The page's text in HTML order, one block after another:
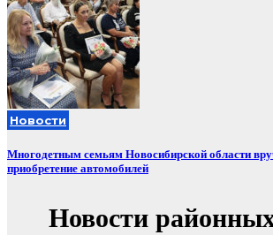
Новости
Многодетным семьям Новосибирской области
приобретение автомобилей